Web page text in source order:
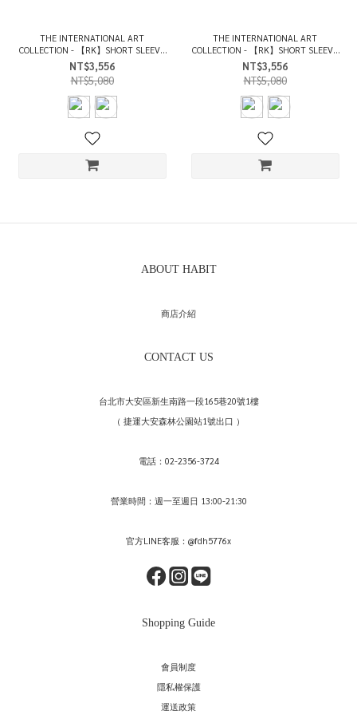
THE INTERNATIONAL ART
COLLECTION - 【RK】SHORT SLEEVE
T-SHIRT Cloudy Town, Birmingham /
2COLORS
NT$3,556
NT$5,080
THE INTERNATIONAL ART
COLLECTION - 【RK】SHORT SLEEVE
T-SHIRT Cloudy City, London /
2COLORS
NT$3,556
NT$5,080
ABOUT HABIT
商店介紹
CONTACT US
台北市大安區新生南路一段165巷20號1樓
（ 捷運大安森林公園站1號出口 ）
電話：02-2356-3724
營業時間：週一至週日 13:00-21:30
官方LINE客服：@fdh5776x
Shopping Guide
會員制度
隱私權保護
運送政策